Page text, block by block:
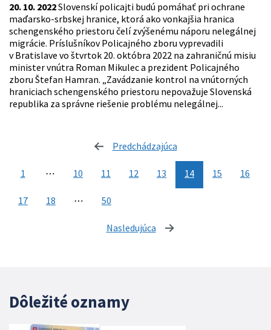
20. 10. 2022Slovenskí policajti budú pomáhať pri ochrane
maďarsko-srbskej hranice, ktorá ako vonkajšia hranica
schengenského priestoru čelí zvýšenému náporu nelegálnej
migrácie. Príslušníkov Policajného zboru vyprevadili
v Bratislave vo štvrtok 20. októbra 2022 na zahraničnú misiu
minister vnútra Roman Mikulec a prezident Policajného
zboru Štefan Hamran. „Zavádzanie kontrol na vnútorných
hraniciach schengenského priestoru nepovažuje Slovenská
republika za správne riešenie problému nelegálnej...
Predchádzajúca
1 ⋯ 10 11 12 13 14 15 16
17 18 ⋯ 50
Nasledujúca stránka
Dôležité oznamy